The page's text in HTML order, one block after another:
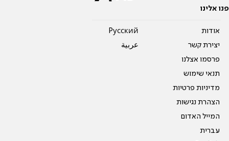
פנו אלינו
אודות
יצירת קשר
פרסמו אצלנו
תנאי שימוש
מדיניות פרטיות
הצהרת נגישות
המייל האדום
עברית
Pусский
عربية